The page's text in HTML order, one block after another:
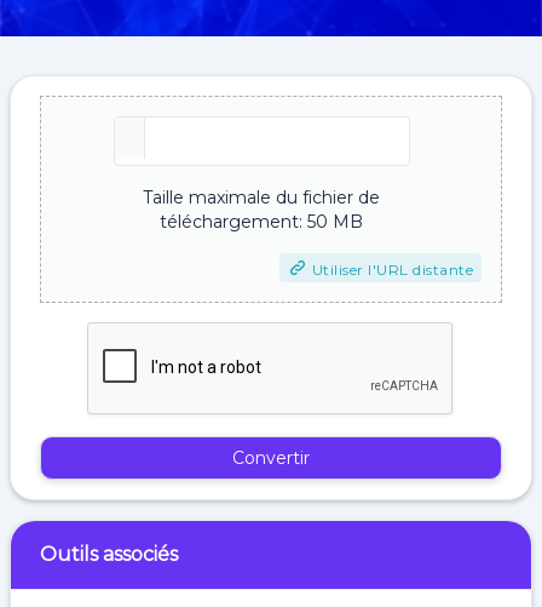
Taille maximale du fichier de
téléchargement: 50 MB
Utiliser l'URL distante
Convertir
Outils associés